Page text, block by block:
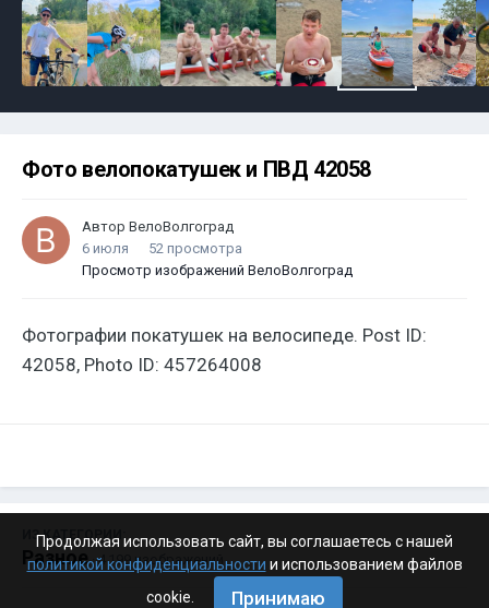
Фото велопокатушек и ПВД 42058
Автор ВелоВолгоград
6 июля
52 просмотра
Просмотр изображений ВелоВолгоград
Фотографии покатушек на велосипеде. Post ID:
42058, Photo ID: 457264008
ИЗ КАТЕГОРИИ:
Разное · 4 199 изображений
Продолжая использовать сайт, вы соглашаетесь с нашей
политикой конфиденциальности и использованием файлов
cookie.
Принимаю